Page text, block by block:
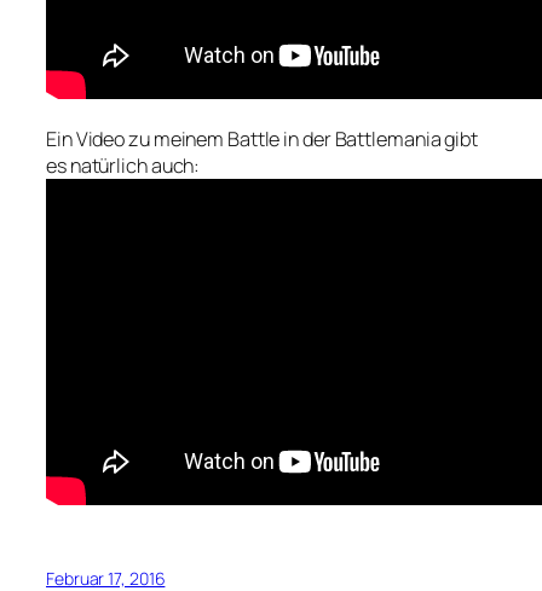
Ein Video zu meinem Battle in der Battlemania gibt
es natürlich auch:
Februar 17, 2016